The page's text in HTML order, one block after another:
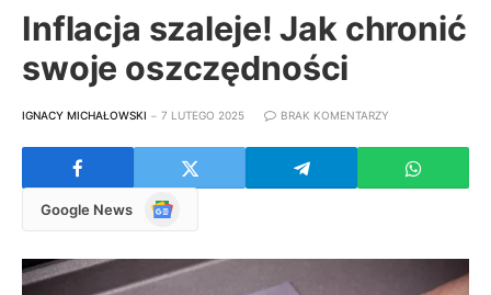
Inflacja szaleje! Jak chronić
swoje oszczędności
IGNACY MICHAŁOWSKI 7 LUTEGO 2025 BRAK KOMENTARZY
Google News
Google